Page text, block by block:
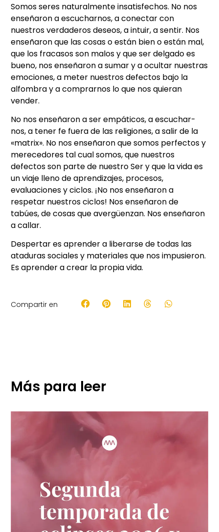
Somos seres naturalmente insatisfechos. No nos
enseñaron a escucharnos, a conectar con
nuestros verdaderos deseos, a intuir, a sentir. Nos
enseñaron que las cosas o están bien o están mal,
que los fracasos son malos y que ser delgado es
bueno, nos enseñaron a sumar y a ocultar nuestras
emociones, a meter nuestros defectos bajo la
alfombra y a comprarnos lo que nos quieran
vender.
No nos enseñaron a ser empáticos, a escuchar-
nos, a tener fe fuera de las religiones, a salir de la
«matrix». No nos enseñaron que somos perfectos y
merecedores tal cual somos, que nuestros
defectos son parte de nuestro Ser y que la vida es
un viaje lleno de aprendizajes, procesos,
evaluaciones y ciclos. ¡No nos enseñaron a
respetar nuestros ciclos! Nos enseñaron de
tabúes, de cosas que avergüenzan. Nos enseñaron
a callar.
Despertar es aprender a liberarse de todas las
ataduras sociales y materiales que nos impusieron.
Es aprender a crear la propia vida.
Compartir en
Más para leer